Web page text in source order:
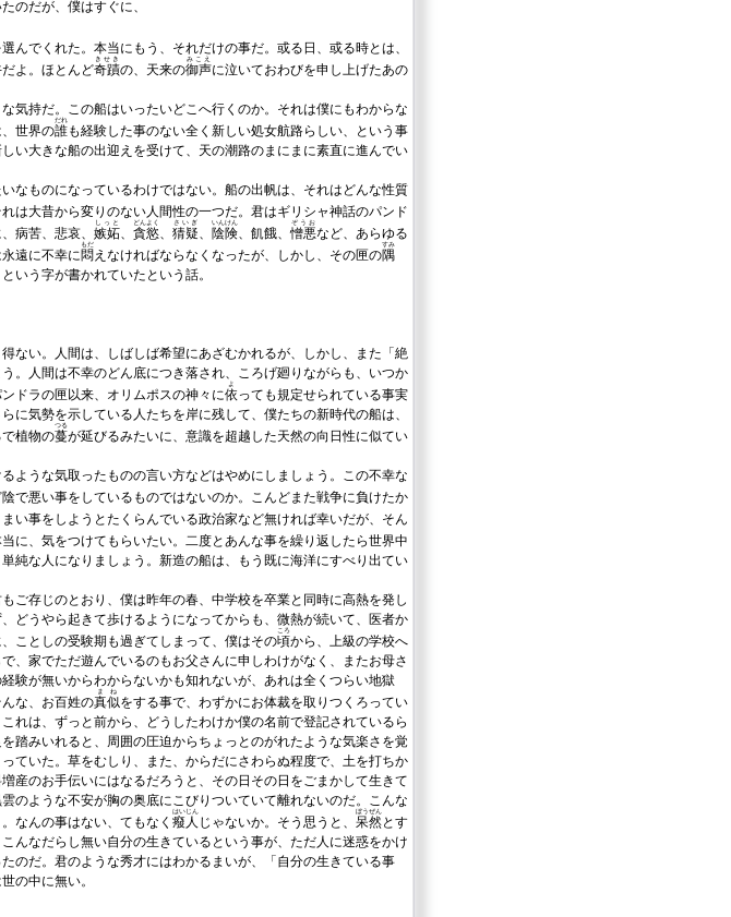
のだが、僕はすぐに、
でくれた。本当にもう、それだけの事だ。或る日、或る時とは、
よ。ほとんど奇蹟
きせき
の、天来の御声
みこえ
に泣いておわびを申し上げたあの
気持だ。この船はいったいどこへ行くのか。それは僕にもわからな
世界の誰
だれ
も経験した事のない全く新しい処女航路らしい、という事
い大きな船の出迎えを受けて、天の潮路のまにまに素直に進んでい
なものになっているわけではない。船の出帆は、それはどんな性質
は大昔から変りのない人間性の一つだ。君はギリシャ神話のパンド
病苦、悲哀、 嫉妬
しっと
、 貪慾
どんよく
、 猜疑
さいぎ
、 陰険
いんけん
、飢餓、憎悪
ぞうお
など、あらゆる
遠に不幸に悶
もだ
えなければならなくなったが、しかし、その匣の隅
すみ
いう字が書かれていたという話。
ない。人間は、しばしば希望にあざむかれるが、しかし、また「絶
。人間は不幸のどん底につき落され、ころげ廻りながらも、いつか
ドラの匣以来、オリムポスの神々に依
よ
っても規定せられている事実
気勢を示している人たちを岸に残して、僕たちの新時代の船は、
植物の蔓
つる
が延びるみたいに、意識を超越した天然の向日性に似てい
ような気取ったものの言い方などはやめにしましょう。この不幸な
で悪い事をしているものではないのか。こんどまた戦争に負けたか
い事をしようとたくらんでいる政治家など無ければ幸いだが、そん
に、気をつけてもらいたい。二度とあんな事を繰り返したら世界中
純な人になりましょう。新造の船は、もう既に海洋にすべり出てい
存じのとおり、僕は昨年の春、中学校を卒業と同時に高熱を発し
どうやら起きて歩けるようになってからも、微熱が続いて、医者か
ことしの受験期も過ぎてしまって、僕はその頃
ころ
から、上級の学校へ
、家でただ遊んでいるのもお父さんに申しわけがなく、またお母さ
験が無いからわからないかも知れないが、あれは全くつらい地獄
な、お百姓の真似
まね
をする事で、わずかにお体裁を取りつくろってい
れは、ずっと前から、どうしたわけか僕の名前で登記されているら
踏みいれると、周囲の圧迫からちょっとのがれたような気楽さを覚
ていた。草をむしり、また、からだにさわらぬ程度で、土を打ちか
産のお手伝いにはなるだろうと、その日その日をごまかして生きて
のような不安が胸の奥底にこびりついていて離れないのだ。こんな
なんの事はない、てもなく 癈人
はいじん
じゃないか。そう思うと、 呆然
ぼうぜん
とす
んなだらし無い自分の生きているという事が、ただ人に迷惑をかけ
のだ。君のような秀才にはわかるまいが、「自分の生きている事
の中に無い。